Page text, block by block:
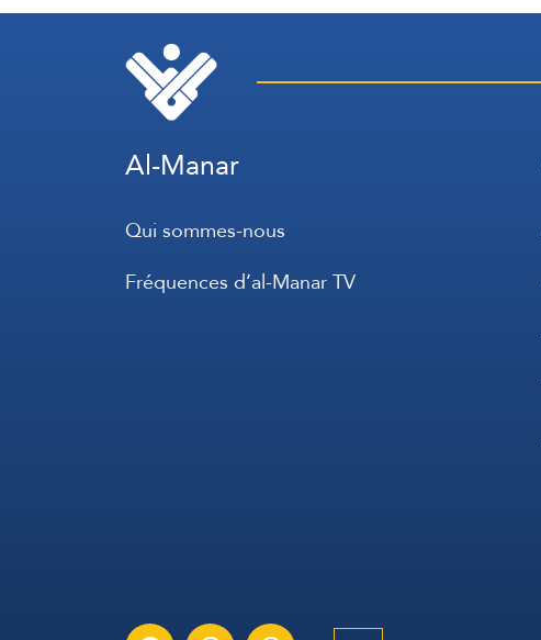
Al-Manar
Qui sommes-nous
Fréquences d’al-Manar TV